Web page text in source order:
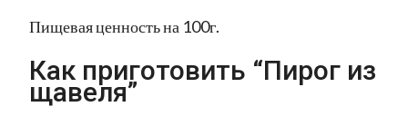
Пищевая ценность на 100г.
Как приготовить “Пирог из
щавеля”